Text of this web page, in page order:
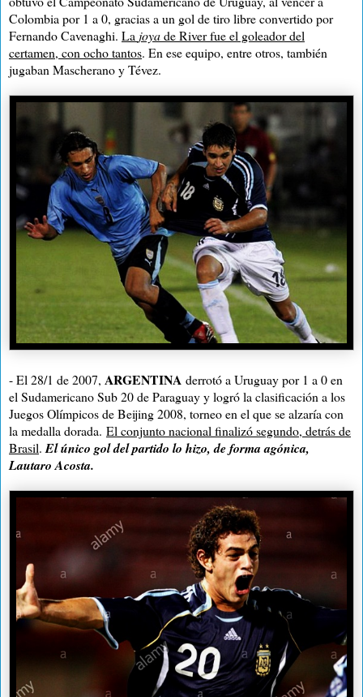
Colombia por 1 a 0, gracias a un gol de tiro libre convertido por
Fernando Cavenaghi. La joyade River fue el goleador del
certamen, con ocho tantos. En ese equipo, entre otros, también
jugaban Mascherano y Tévez.
- El 28/1 de 2007, ARGENTINA derrotó a Uruguay por 1 a 0 en
el Sudamericano Sub 20 de Paraguay y logró la clasificación a los
Juegos Olímpicos de Beijing 2008, torneo en el que se alzaría con
la medalla dorada. El conjunto nacional finalizó segundo, detrás de
Brasil. El único gol del partido lo hizo, de forma agónica,
Lautaro Acosta.